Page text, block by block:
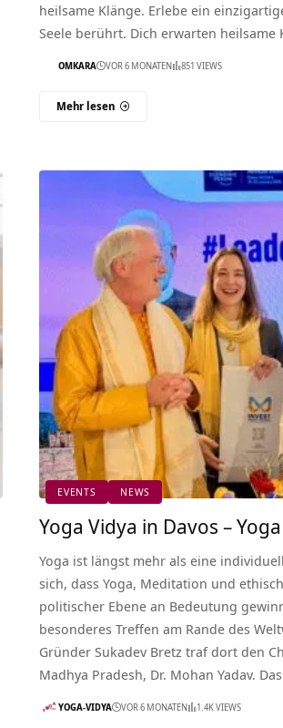
heilsame Klänge. Erlebe ein
Seele berührt. Dich erwarten
OMKARA VOR 6 MONATEN 851 VIEWS
Mehr lesen
EVENTS NEWS
Yoga Vidya in Davos –
Yoga ist längst mehr als eine
sich, dass Yoga, Meditation und
politischer Ebene an Bedeutung
besonderes Treffen am Rande des
Gründer Sukadev Bretz traf dort den
Madhya Pradesh, Dr. Mohan Yadav.
YOGA-VIDYA VOR 6 MONATEN 1.4K VIEWS